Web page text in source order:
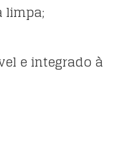
limpa;
e integrado à